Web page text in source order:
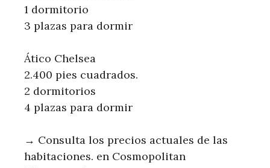
1 dormitorio
3 plazas para dormir
Ático Chelsea
2.400 pies cuadrados.
2 dormitorios
4 plazas para dormir
→ Consulta los precios actuales de las
habitaciones. en Cosmopolitan